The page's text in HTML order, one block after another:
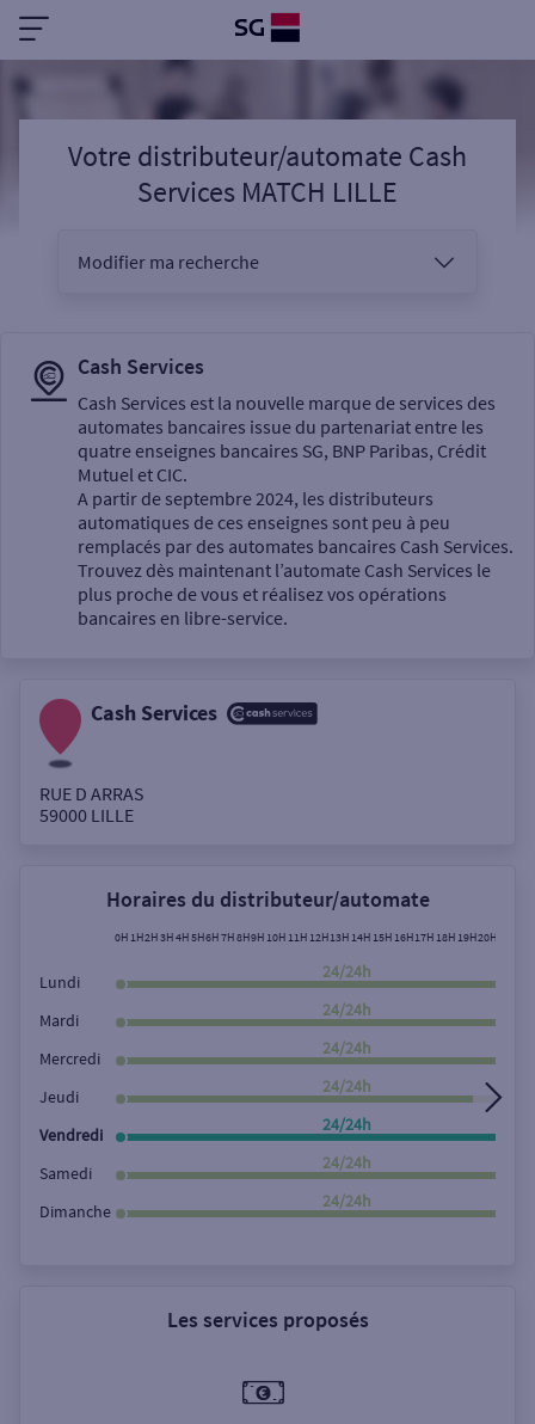
Votre distributeur/automate Cash
Services MATCH LILLE
Modifier ma recherche
Sélectionnez votre recherche
Un service
Autour de moi
Rue
Cash Services
Cash Services est la nouvelle marque de services des
automates bancaires issue du partenariat entre les
quatre enseignes bancaires SG, BNP Paribas, Crédit
Mutuel et CIC.
A partir de septembre 2024, les distributeurs
automatiques de ces enseignes sont peu à peu
remplacés par des automates bancaires Cash Services.
Trouvez dès maintenant l’automate Cash Services le
plus proche de vous et réalisez vos opérations
bancaires en libre-service.
Cash Services
RUE D ARRAS
59000 LILLE
Horaires du distributeur/automate
0H 1H2H3H4H5H6H7H8H9H 10H 11H 12H13H 14H 15H 16H17H 18H 19H20H
Lundi
24/24h
Mardi
24/24h
Mercredi
24/24h
Jeudi
24/24h
Vendredi
24/24h
Samedi
24/24h
Dimanche
24/24h
Les services proposés